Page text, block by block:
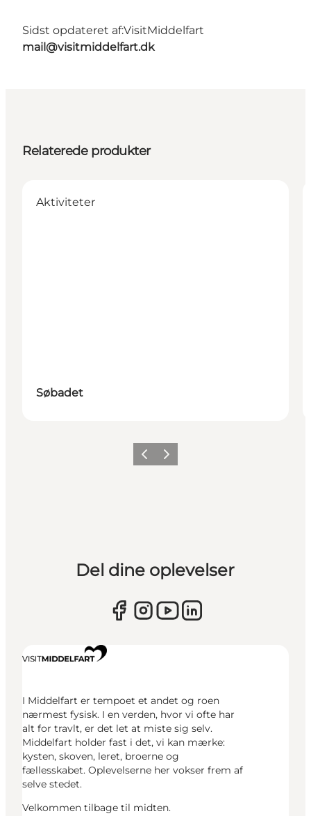
Sidst opdateret af:VisitMiddelfart
mail@visitmiddelfart.dk
Relaterede produkter
Aktiviteter
Søbadet
ForrigeNæste
Del dine oplevelser
I Middelfart er tempoet et andet og roen
nærmest fysisk. I en verden, hvor vi ofte har
alt for travlt, er det let at miste sig selv.
Middelfart holder fast i det, vi kan mærke:
kysten, skoven, leret, broerne og
fællesskabet. Oplevelserne her vokser frem af
selve stedet.
Velkommen tilbage til midten.